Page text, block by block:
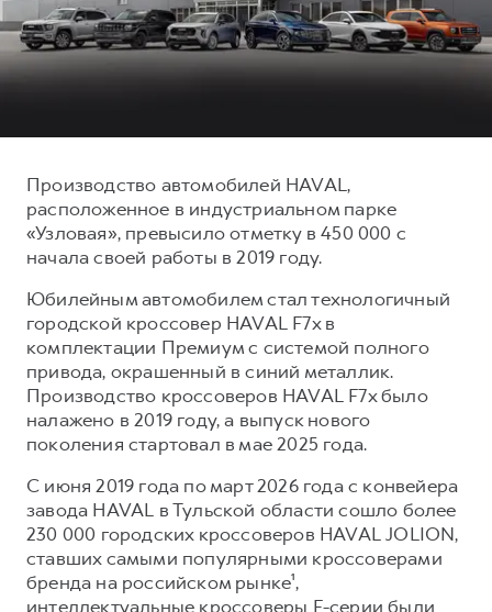
F7 F7X
Тест-драйв
Трейд-ин
КРЕДИТ И СТРАХОВАНИЕ
Кредитный калькулятор
Страхование
Кредит
КОРПОРАТИВНЫМ КЛИЕНТАМ
Для малого бизнеса
Корпоративным клиентам
Крупным корпоративным клиентам
Система управления автопарком
Сервис для корпоративных клиентов
HAVAL Лизинг
АКСЕССУАРЫ HAVAL
СЕРВИСНОЕ ОБСЛУЖИВАНИЕ
Нулевое ТО
Регламенты технического обслуживания
Электронный ПТС
ПОДДЕРЖКА
Гарантия HAVAL
Мобильное приложение GWM
Программа «HAVAL Защита+»
Руководства по эксплуатации
АКСЕССУАРЫ HAVAL
Автомобильные аксессуары
Коллекция CITY
О дилере
Наша команда
Производство автомобилей HAVAL,
расположенное в индустриальном парке
«Узловая», превысило отметку в 450 000 с
начала своей работы в 2019 году.
Юбилейным автомобилем стал технологичный
городской кроссовер HAVAL F7x в
комплектации Премиум с системой полного
привода, окрашенный в синий металлик.
Производство кроссоверов HAVAL F7x было
налажено в 2019 году, а выпуск нового
поколения стартовал в мае 2025 года.
С июня 2019 года по март 2026 года с конвейера
завода HAVAL в Тульской области сошло более
230 000 городских кроссоверов HAVAL JOLION,
ставших самыми популярными кроссоверами
бренда на российском рынке¹,
интеллектуальные кроссоверы F-серии были